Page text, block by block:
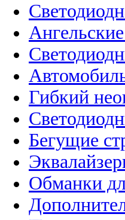
Гибкий
Бегущие
Обманки